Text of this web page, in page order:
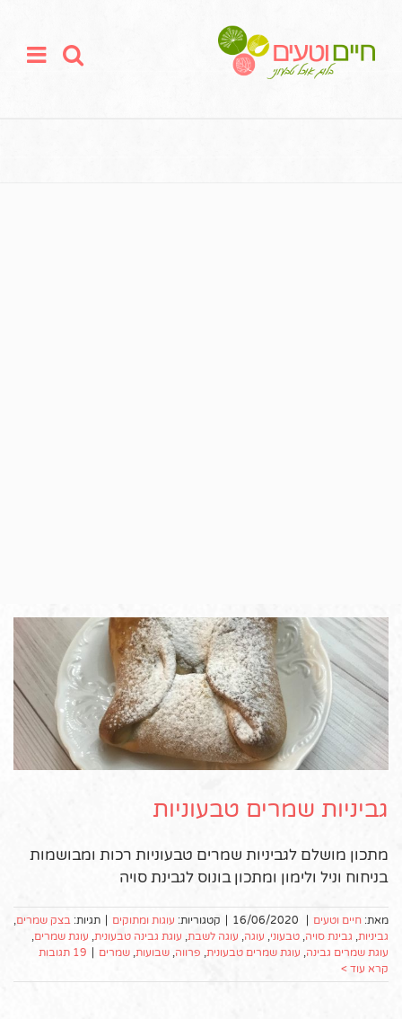
גביניות שמרים טבעוניות
מתכון מושלם לגביניות שמרים טבעוניות רכות ומבושמות
בניחוח וניל ולימון ומתכון בונוס לגבינת סויה
מאת: חיים וטעים |
16/06/2020
| קטגוריות: עוגות ומתוקים | תגיות: בצק שמרים
גביניות גבינת סויה טבעוני עוגה עוגה לשבת עוגת גבינה טבעונית עוגת שמרים
עוגת שמרים גבינה עוגת שמרים טבעונית פרווה שבועות שמרים | 19 תגובות
קרא עוד >